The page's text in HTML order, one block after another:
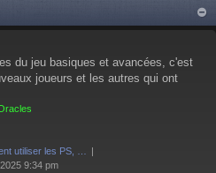
on on
du jeu basiques et avancées, c'est
joueurs et les autres qui ont
utiliser les PS, …
2025 9:34 pm